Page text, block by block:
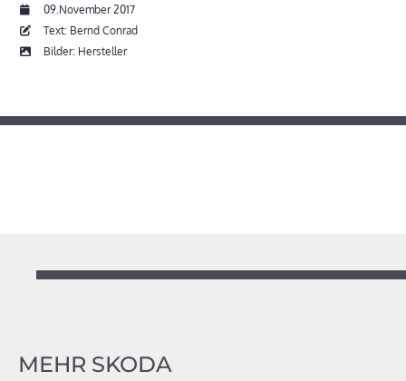
09.November 2017
Text: Bernd Conrad
Bilder: Hersteller
MEHR SKODA